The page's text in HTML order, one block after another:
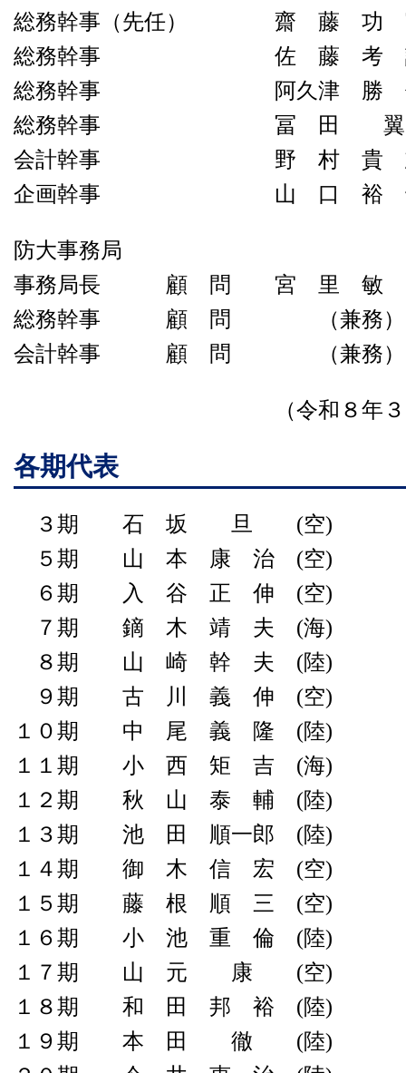
総務幹事（先任） 齋 藤 功
総務幹事 佐 藤 考 謙
総務幹事 阿久津 勝 俊
総務幹事 冨 田 翼
会計幹事 野 村 貴
企画幹事 山 口 裕 也
防大事務局
事務局長 顧 問 宮 里 敏 史
総務幹事 顧 問 （兼務）
会計幹事 顧 問 （兼務）
（令和８年３月６
各期代表
３期 石 坂 旦 (空)
５期 山 本 康 治 (空)
６期 入 谷 正 伸 (空)
７期 鏑 木 靖 夫 (海)
８期 山 崎 幹 夫 (陸)
９期 古 川 義 伸 (空)
１０期 中 尾 義 隆 (陸)
１１期 小 西 矩 吉 (海)
１２期 秋 山 泰 輔 (陸)
１３期 池 田 順一郎 (陸)
１４期 御 木 信 宏 (空)
１５期 藤 根 順 三 (空)
１６期 小 池 重 倫 (陸)
１７期 山 元 康 (空)
１８期 和 田 邦 裕 (陸)
１９期 本 田 徹 (陸)